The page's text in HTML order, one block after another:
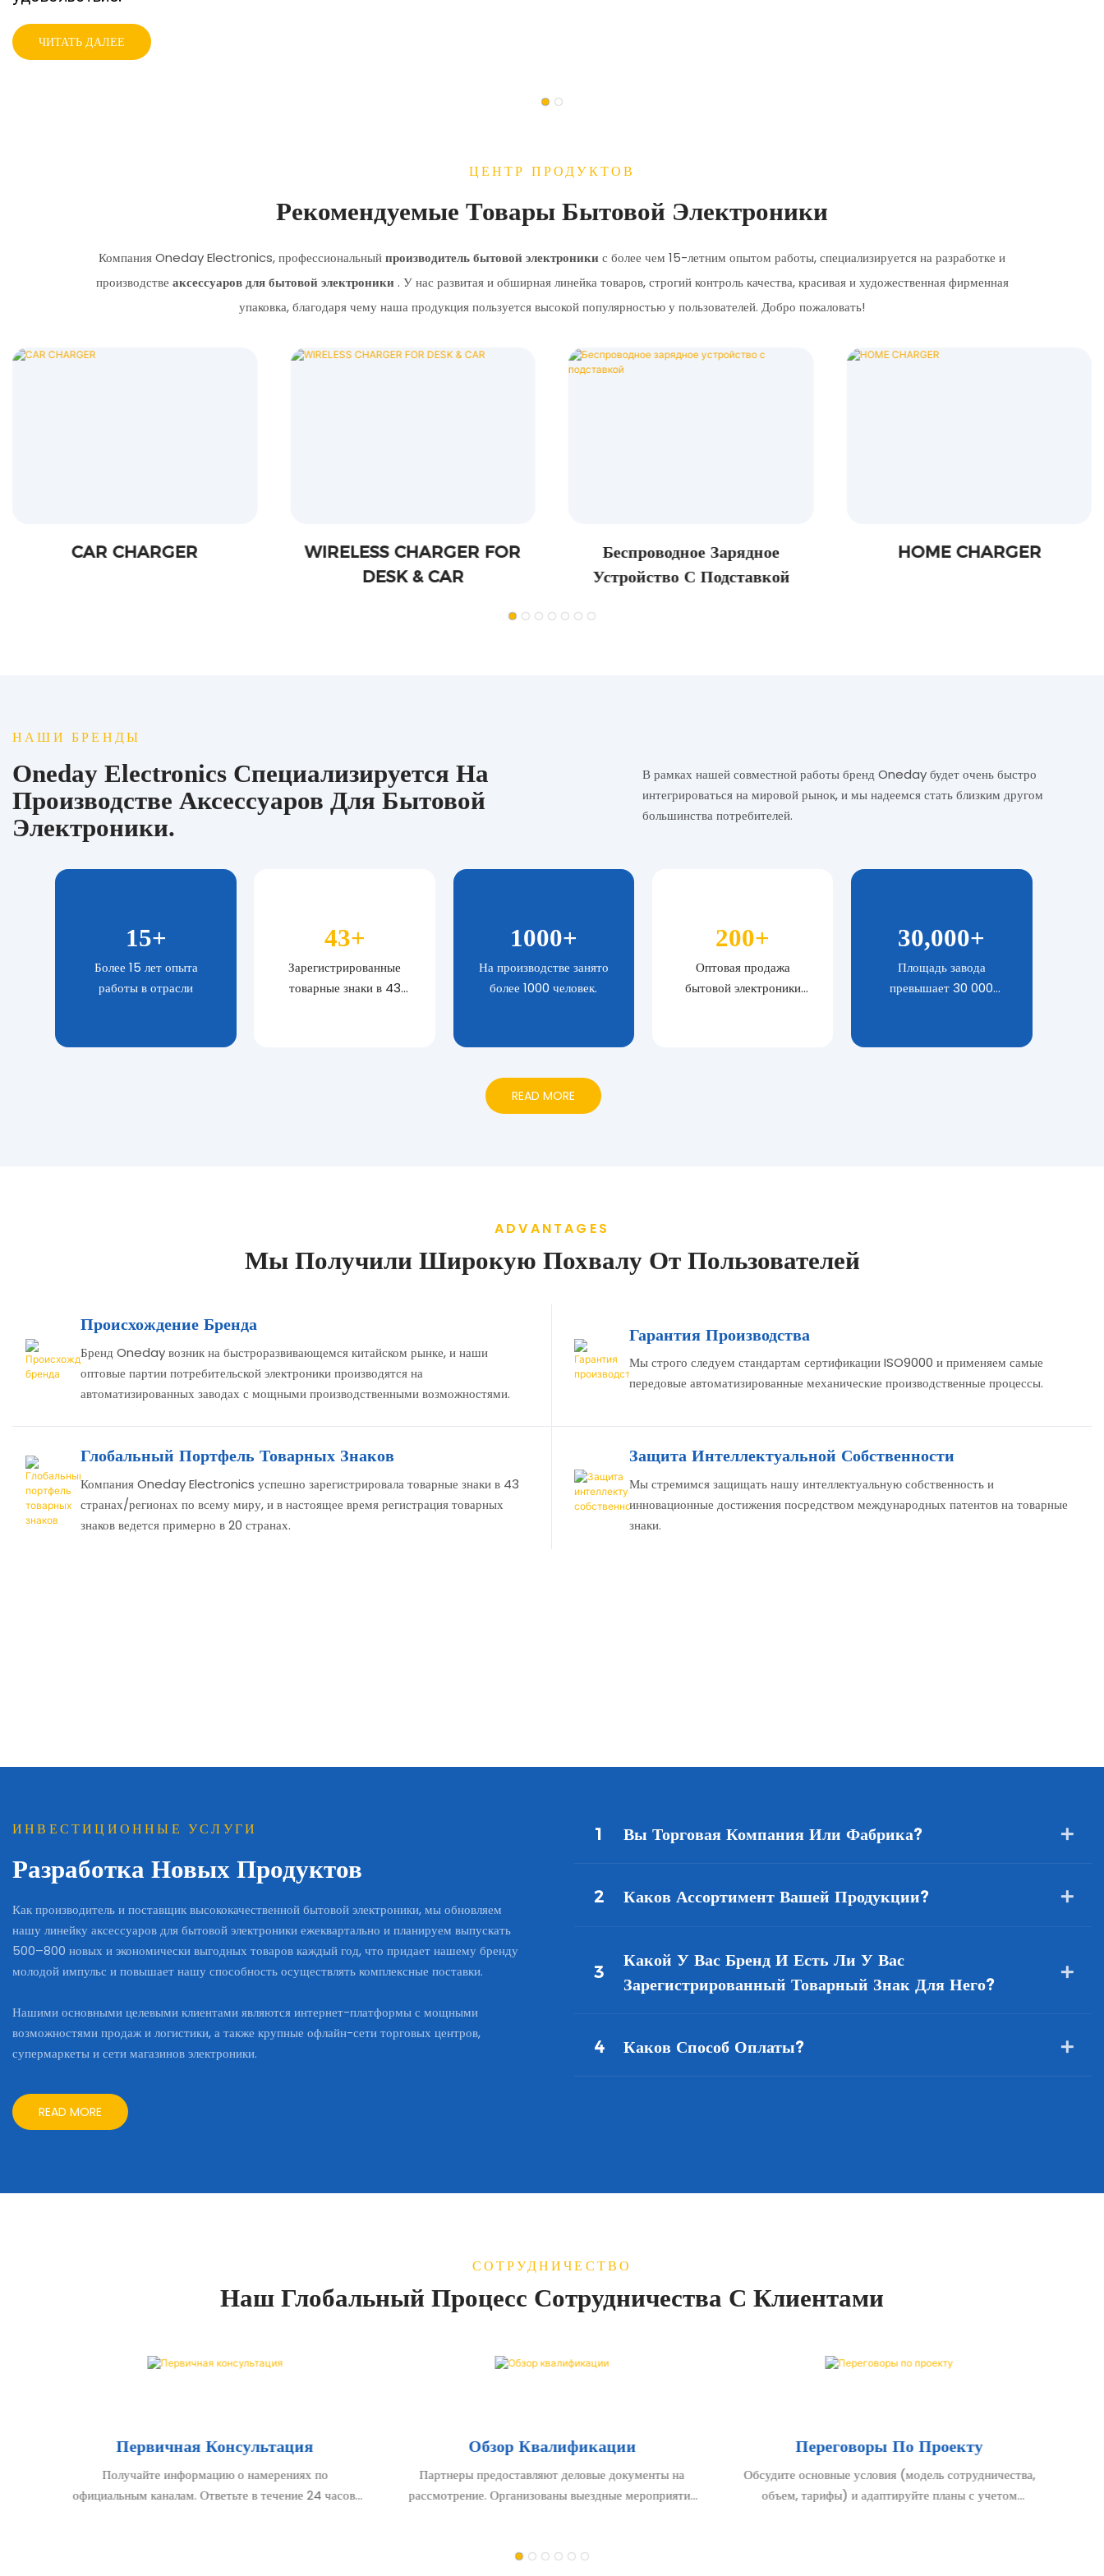
ЦЕНТР ПРОДУКТОВ
Рекомендуемые Товары Бытовой Электроники
Компания Oneday Electronics, профессиональныйпроизводитель бытовой электроникис более чем 15-летним опытом работы, специализируется на разработке и
производстве аксессуаров для бытовой электроники. У нас развитая и обширная линейка товаров, строгий контроль качества, красивая и художественная фирменная
упаковка, благодаря чему наша продукция пользуется высокой популярностью у пользователей. Добро пожаловать!
WIRELESS CHARGER FOR
Беспроводное Зарядное
Устройство С Подставкой
HOME CHARGER CUTTING
НАШИ БРЕНДЫ
Oneday Electronics Специализируется На
Производстве Аксессуаров Для Бытовой
Электроники.
В рамках нашей совместной работы бренд Oneday будет очень быстро
интегрироваться на мировой рынок, и мы надеемся стать близким другом
большинства потребителей.
15+
Более 15 лет опыта
работы в отрасли
43+
Зарегистрированные
товарные знаки в 43
1000+
На производстве занято
более 1000 человек.
200+
Оптовая продажа
бытовой электроники
30,000+
Площадь завода
превышает 30 000
READ MORE
ADVANTAGES
Мы Получили Широкую Похвалу От Пользователей
Происхождение Бренда
Бренд Oneday возник на быстроразвивающемся китайском рынке, и наши
оптовые партии потребительской электроники производятся на
автоматизированных заводах с мощными производственными возможностями.
Гарантия Производства
Мы строго следуем стандартам сертификации ISO9000 и применяем самые
передовые автоматизированные механические производственные процессы.
Глобальный Портфель Товарных Знаков
Компания Oneday Electronics успешно зарегистрировала товарные знаки в 43
странах/регионах по всему миру, и в настоящее время регистрация товарных
знаков ведется примерно в 20 странах.
Защита Интеллектуальной Собственности
Мы стремимся защищать нашу интеллектуальную собственность и
инновационные достижения посредством международных патентов на товарные
знаки.
ИНВЕСТИЦИОННЫЕ УСЛУГИ
Разработка Новых Продуктов
Как производитель и поставщик высококачественной бытовой электроники, мы обновляем
нашу линейку аксессуаров для бытовой электроники ежеквартально и планируем выпускать
500–800 новых и экономически выгодных товаров каждый год, что придает нашему бренду
молодой импульс и повышает нашу способность осуществлять комплексные поставки.
Нашими основными целевыми клиентами являются интернет-платформы с мощными
возможностями продаж и логистики, а также крупные офлайн-сети торговых центров,
супермаркеты и сети магазинов электроники.
READ MORE
1 Вы Торговая Компания Или Фабрика?
2 Каков Ассортимент Вашей Продукции?
3
Какой У Вас Бренд И Есть Ли У Вас
Зарегистрированный Товарный Знак Для Него?
4 Каков Способ Оплаты?
СОТРУДНИЧЕСТВО
Наш Глобальный Процесс Сотрудничества С Клиентами
Первичная Консультация
Получайте информацию о намерениях по
официальным каналам. Ответьте в течение 24 часов,
Обзор Квалификации
Партнеры предоставляют деловые документы на
рассмотрение. Организованы выездные мероприятия
Переговоры По Проекту
Обсудите основные условия (модель сотрудничества,
объем, тарифы) и адаптируйте планы с учетом